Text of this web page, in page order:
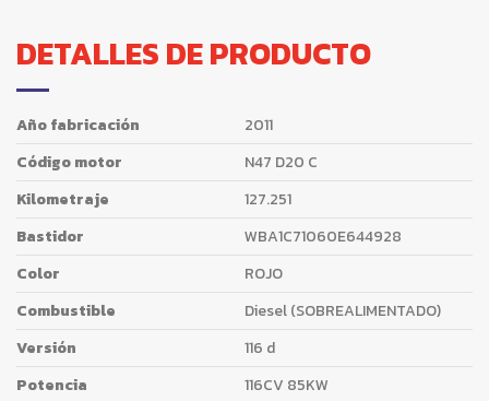
DETALLES DE PRODUCTO
Año fabricación
2011
Código motor
N47 D20 C
Kilometraje
127.251
Bastidor
WBA1C71060E644928
Color
ROJO
Combustible
Diesel (SOBREALIMENTADO)
Versión
116 d
Potencia
116CV 85KW